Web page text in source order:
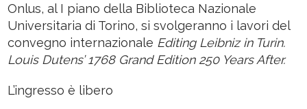
Onlus, al I piano della Biblioteca Nazionale
Universitaria di Torino, si svolgeranno i lavori del
convegno internazionale Editing Leibniz in Turin.
Louis Dutens’ 1768 Grand Edition 250 Years After.
L’ingresso è libero